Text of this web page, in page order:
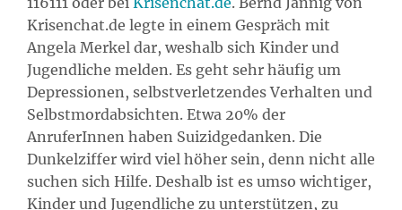
Krisenchat.de legte in einem Gespräch mit
Angela Merkel dar, weshalb sich Kinder und
Jugendliche melden. Es geht sehr häufig um
Depressionen, selbstverletzendes Verhalten und
Selbstmordabsichten. Etwa 20% der
AnruferInnen haben Suizidgedanken. Die
Dunkelziffer wird viel höher sein, denn nicht alle
suchen sich Hilfe. Deshalb ist es umso wichtiger,
Kinder und Jugendliche zu unterstützen, zu